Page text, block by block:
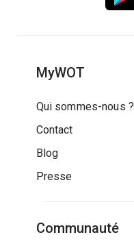
MyWOT
Qui sommes-nous ?
Contact
Blog
Presse
Communauté